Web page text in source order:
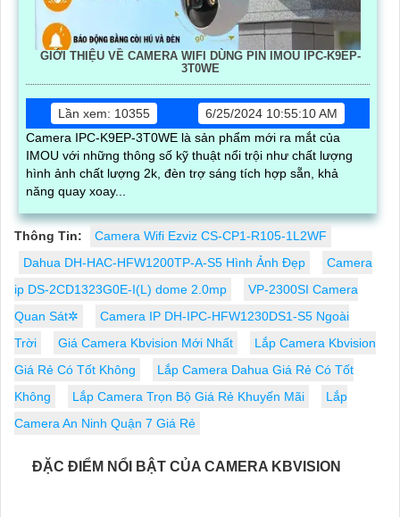
GIỚI THIỆU VỀ CAMERA WIFI DÙNG PIN IMOU IPC-K9EP-
3T0WE
Lần xem: 10355
6/25/2024 10:55:10 AM
Camera IPC-K9EP-3T0WE là sản phẩm mới ra mắt của
IMOU với những thông số kỹ thuật nổi trội như chất lượng
hình ảnh chất lượng 2k, đèn trợ sáng tích hợp sẵn, khả
năng quay xoay...
Thông Tin:
Camera Wifi Ezviz CS-CP1-R105-1L2WF
Dahua DH-HAC-HFW1200TP-A-S5 Hình Ảnh Đẹp
Camera
ip DS-2CD1323G0E-I(L) dome 2.0mp
VP-2300SI Camera
Quan Sát✲
Camera IP DH-IPC-HFW1230DS1-S5 Ngoài
Trời
Giá Camera Kbvision Mới Nhất
Lắp Camera Kbvision
Giá Rẻ Có Tốt Không
Lắp Camera Dahua Giá Rẻ Có Tốt
Không
Lắp Camera Trọn Bộ Giá Rẻ Khuyến Mãi
Lắp
Camera An Ninh Quận 7 Giá Rẻ
ĐẶC ĐIỂM NỔI BẬT CỦA CAMERA KBVISION